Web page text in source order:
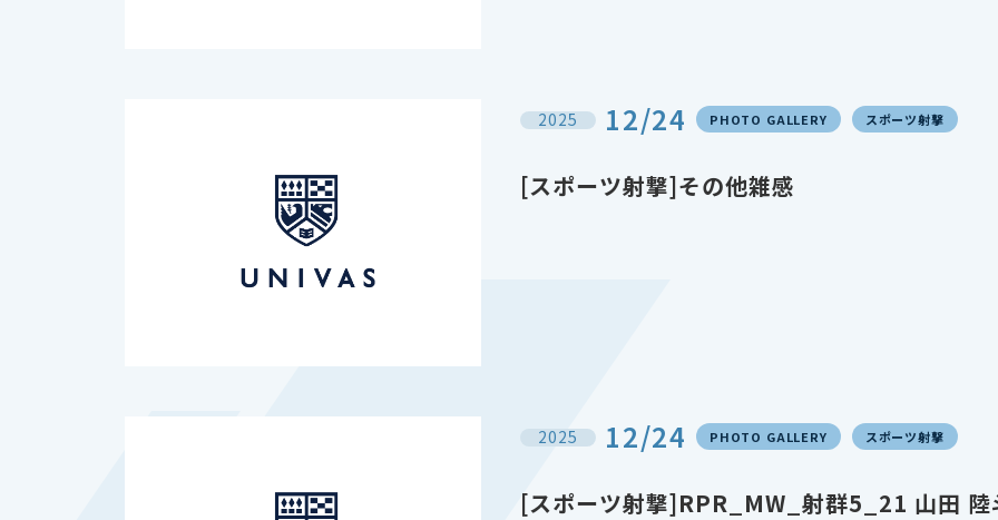
2025 12/24 PHOTO GALLERY スポーツ射撃
[スポーツ射撃]その他雑感
2025 12/24 PHOTO GALLERY スポーツ射撃
[スポーツ射撃]RPR_MW_射群5_21 山田 陸